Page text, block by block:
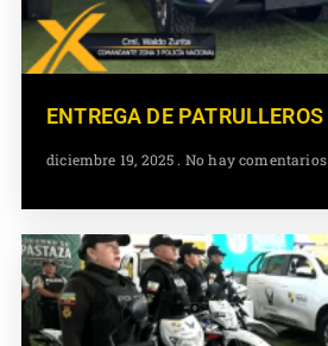
ENTREGA DE PATRULLEROS
diciembre 19, 2025 No hay comentarios